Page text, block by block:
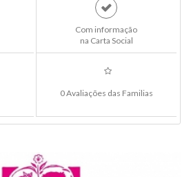
Com informação
na Carta Social
0 Avaliações das Familias